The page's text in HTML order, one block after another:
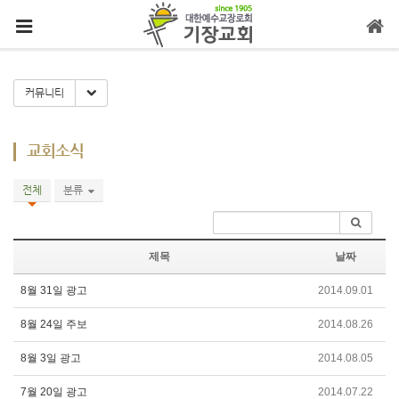
커뮤니티 Toggle Dropdown
교회소식
전체 분류
제목 날짜
8월 31일 광고 2014.09.01
8월 24일 주보 2014.08.26
8월 3일 광고 2014.08.05
7월 20일 광고 2014.07.22